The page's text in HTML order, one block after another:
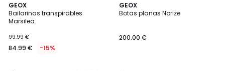
GEOX
Bailarinas transpirables
Marsilea
99.99 €
84.99 € -15%
4,5
/ 5
2
Colores
GEOX
Botas planas Norize
200.00 €
5
/